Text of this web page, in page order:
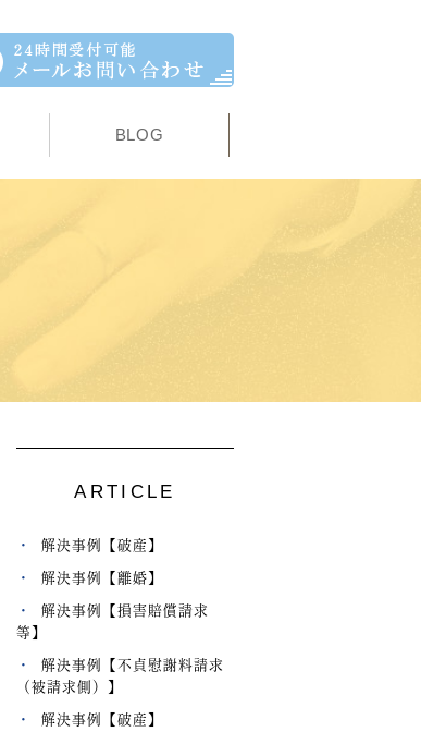
BLOG
ARTICLE
解決事例【破産】
解決事例【離婚】
解決事例【損害賠償請求
等】
解決事例【不貞慰謝料請求
（被請求側）】
解決事例【破産】